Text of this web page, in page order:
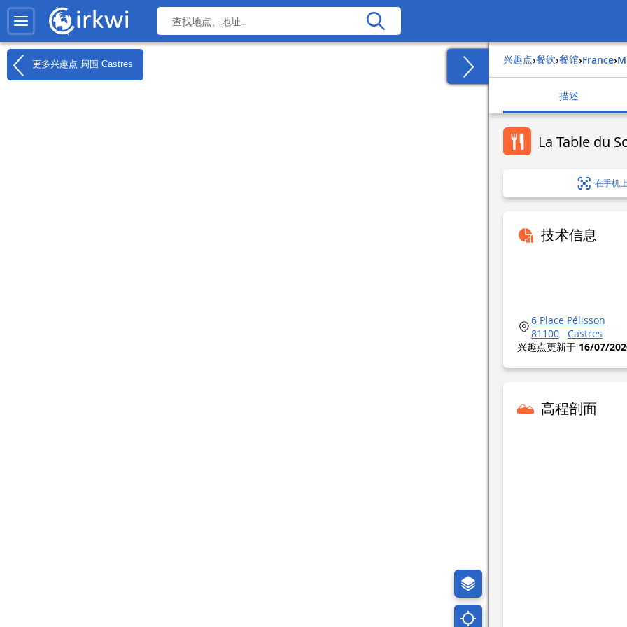
更多兴趣点 周围 Castres 兴趣点› 餐饮› 餐馆› france›
描述
La Table du
在手机
技术信息
6 Place Pélisson
81100
Castres
兴趣点更新于 16/07/
高程剖面